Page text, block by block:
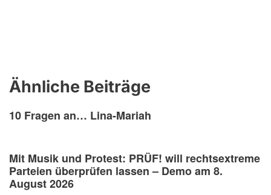
Ähnliche Beiträge
10 Fragen an… Lina-Mariah
Mit Musik und Protest: PRÜF! will rechtsextreme
Parteien überprüfen lassen – Demo am 8.
August 2026